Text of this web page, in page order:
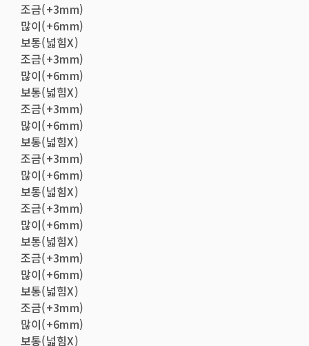
조금(+3mm)
많이(+6mm)
보통(넓힘X)
조금(+3mm)
많이(+6mm)
보통(넓힘X)
조금(+3mm)
많이(+6mm)
보통(넓힘X)
조금(+3mm)
많이(+6mm)
보통(넓힘X)
조금(+3mm)
많이(+6mm)
보통(넓힘X)
조금(+3mm)
많이(+6mm)
보통(넓힘X)
조금(+3mm)
많이(+6mm)
보통(넓힘X)